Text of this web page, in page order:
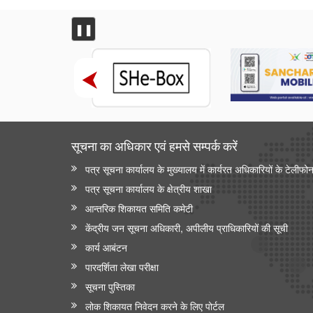
राष्ट्रीय मानव अधिकार आयोग
एनएचआरसी ने मध्यप्रदेश के शिवपुरी जिले के सरकारी प्राथमिक
विद्यालय में दलित समुदाय से संबंधित कक्षा 4 के छात्र की शिक्षक
द्वारा कथित पिटाई और जातिवादी टिप्पणियों का स्वतः संज्ञान लिया
राष्ट्रीय मानवाधिकार आयोग (एनएचआरसी) ने हरियाणा में अंबाला
जिले के शाहजादपुर में दूषित पेयजल के सेवन से पीलिया के कारण
एक लड़की की मृत्यु का स्वतः संज्ञान लिया है
❚❚
सूचना का अधिकार एवं हमसे सम्‍पर्क करें
पत्र सूचना कार्यालय के मुख्यालय में कार्यरत अधिकारियों के
पत्र सूचना कार्यालय के क्षेत्रीय शाखा
आन्‍तरिक शिकायत समिति कमेटी
केंद्रीय जन सूचना अधिकारी, अपीलीय प्राधिकारियों की सूची
कार्य आबंटन
पारदर्शिता लेखा परीक्षा
सूचना पुस्तिका
लोक शिकायत निवेदन करने के लिए पोर्टल